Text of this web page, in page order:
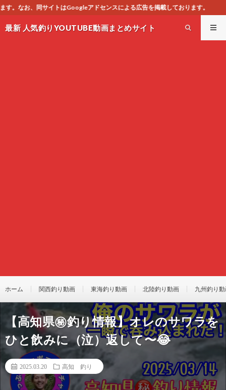
センスによる広告を掲載しております。
最新 人気釣りYOUTUBE動画まとめサイト
ホーム 関西釣り動画 東海釣り動画 北陸釣り動画 九州釣り
【高知県㊙️釣り情報】オレのサワラを
ひと飲みに（泣）返して〜😂
2025.03.20 高知 釣り